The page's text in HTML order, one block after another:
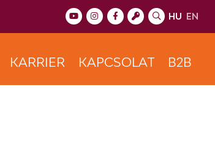
HU EN
KARRIER KAPCSOLAT B2B